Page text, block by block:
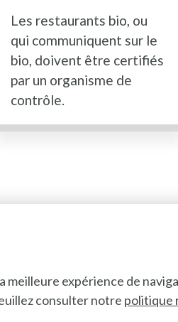
meilleure expérience de
consulter notre politique
Les restaurants bio, ou
qui communiquent sur le
bio, doivent être certifiés
par un organisme de
contrôle.
SUIVEZ-